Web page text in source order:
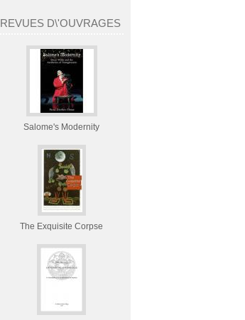
REVUES D\'OUVRAGES
Salome's Modernity
The Exquisite Corpse